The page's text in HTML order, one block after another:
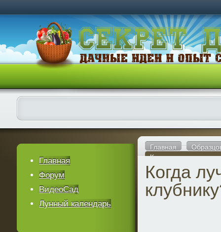
Главная
Когда лучше сажать
Когда
Главная
Форум
ВидеоСад
Лунный календарь